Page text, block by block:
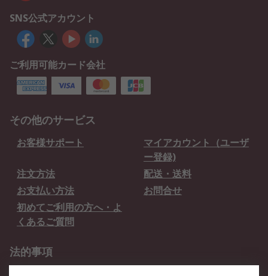
SNS公式アカウント
ご利用可能カード会社
その他のサービス
お客様サポート
マイアカウント（ユーザ
ー登録)
注文方法
配送・送料
お支払い方法
お問合せ
初めてご利用の方へ・よ
くあるご質問
法的事項